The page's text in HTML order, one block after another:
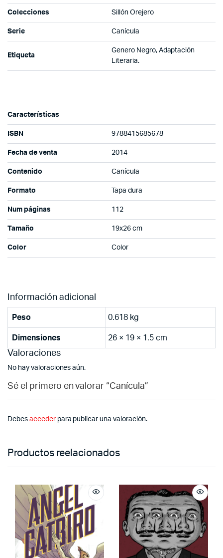
Colecciones Sillón Orejero
Serie Canícula
Etiqueta
Genero Negro, Adaptación
Literaria.
Características
ISBN 9788415685678
Fecha de venta 2014
Contenido Canícula
Formato Tapa dura
Num páginas 112
Tamaño 19x26 cm
Color Color
Información adicional
Peso 0.618 kg
Dimensiones 26 × 19 × 1.5 cm
Valoraciones
No hay valoraciones aún.
Sé el primero en valorar “Canícula”
Debes accederpara publicar una valoración.
Productos reelacionados